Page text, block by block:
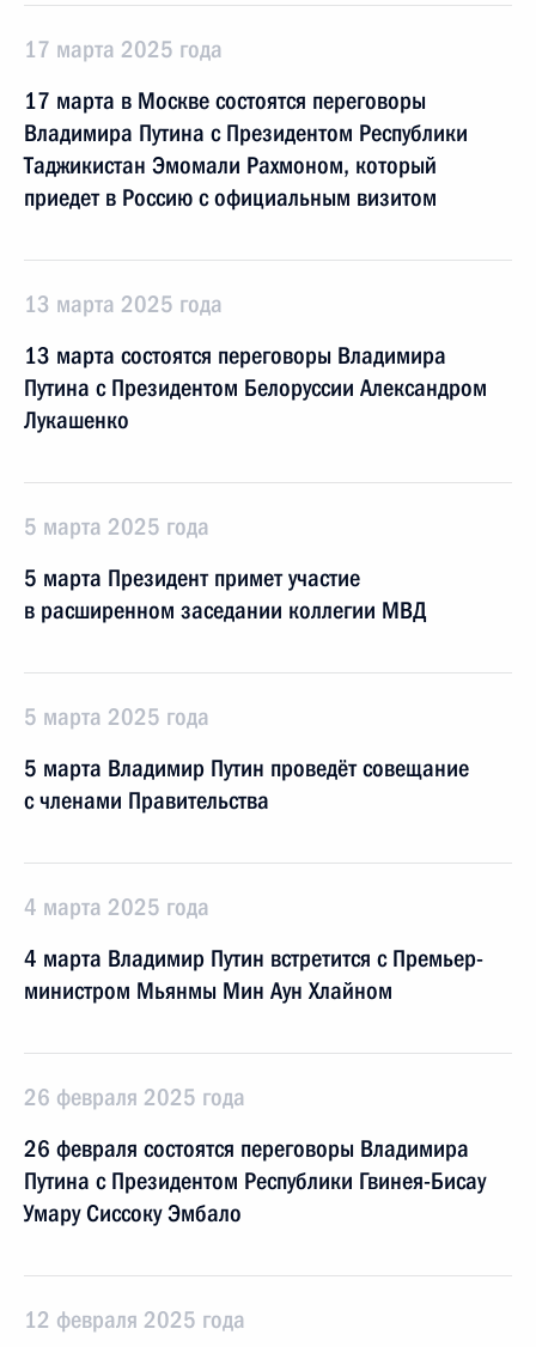
17 марта 2025 года
17 марта в Москве состоятся переговоры
Владимира Путина с Президентом Республики
Таджикистан Эмомали Рахмоном, который
приедет в Россию с официальным визитом
13 марта 2025 года
13 марта состоятся переговоры Владимира
Путина с Президентом Белоруссии Александром
Лукашенко
5 марта 2025 года
5 марта Президент примет участие
в расширенном заседании коллегии МВД
5 марта 2025 года
5 марта Владимир Путин проведёт совещание
с членами Правительства
4 марта 2025 года
4 марта Владимир Путин встретится с Премьер-
министром Мьянмы Мин Аун Хлайном
26 февраля 2025 года
26 февраля состоятся переговоры Владимира
Путина с Президентом Республики Гвинея-Бисау
Умару Сиссоку Эмбало
12 февраля 2025 года